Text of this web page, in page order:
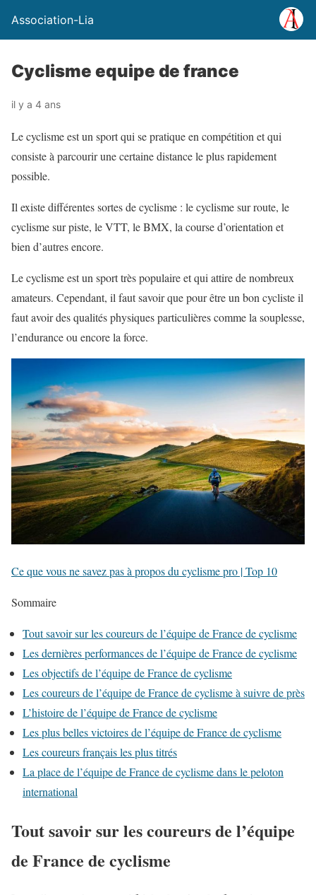
Association-Lia
Cyclisme equipe de france
il y a 4 ans
Le cyclisme est un sport qui se pratique en compétition et qui
consiste à parcourir une certaine distance le plus rapidement
possible.
Il existe différentes sortes de cyclisme : le cyclisme sur route, le
cyclisme sur piste, le VTT, le BMX, la course d’orientation et
bien d’autres encore.
Le cyclisme est un sport très populaire et qui attire de nombreux
amateurs. Cependant, il faut savoir que pour être un bon cycliste il
faut avoir des qualités physiques particulières comme la souplesse,
l’endurance ou encore la force.
Ce que vous ne savez pas à propos du cyclisme pro | Top 10
Sommaire
Tout savoir sur les coureurs de l’équipe de France de cyclisme
Les dernières performances de l’équipe de France de cyclisme
Les objectifs de l’équipe de France de cyclisme
Les coureurs de l’équipe de France de cyclisme à suivre de près
L’histoire de l’équipe de France de cyclisme
Les plus belles victoires de l’équipe de France de cyclisme
Les coureurs français les plus titrés
La place de l’équipe de France de cyclisme dans le peloton
international
Tout savoir sur les coureurs de l’équipe
de France de cyclisme